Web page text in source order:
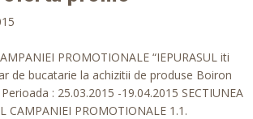
PROMOTIONALE “IEPURASUL iti
de bucatarie la achizitii de produse Boiron
: 25.03.2015 -19.04.2015 SECTIUNEA
CAMPANIEI PROMOTIONALE 1.1.